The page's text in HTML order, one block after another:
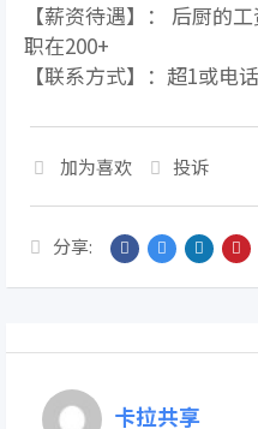
【薪资待遇】： 后厨的
职在200+
【联系方式】：超1或电
加为喜欢 投诉
分享:
卡拉共享